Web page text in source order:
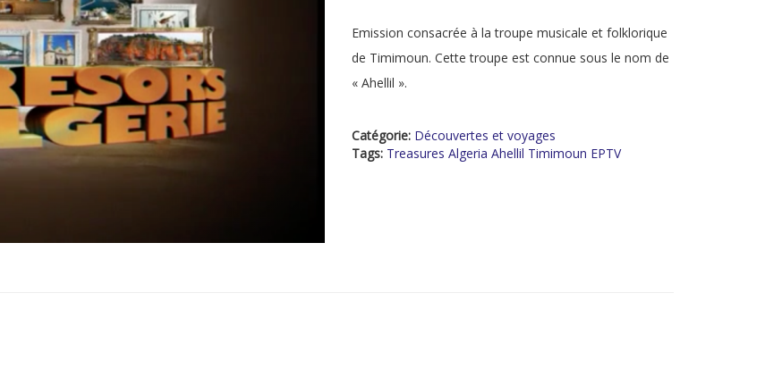
Emission consacrée à la troupe musicale et folklorique
de Timimoun. Cette troupe est connue sous le nom de
« Ahellil ».
Catégorie: Découvertes et voyages
Tags: Treasures Algeria Ahellil Timimoun EPTV